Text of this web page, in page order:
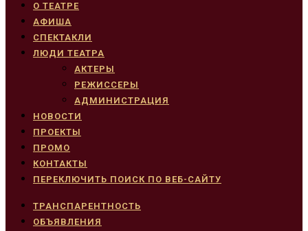
О ТЕАТРЕ
АФИША
СПЕКТАКЛИ
ЛЮДИ ТЕАТРА
АКТЕРЫ
РЕЖИССЕРЫ
АДМИНИСТРАЦИЯ
НОВОСТИ
ПРОЕКТЫ
ПРОМО
КОНТАКТЫ
ПЕРЕКЛЮЧИТЬ ПОИСК ПО ВЕБ-САЙТУ
ТРАНСПАРЕНТНОСТЬ
ОБЪЯВЛЕНИЯ